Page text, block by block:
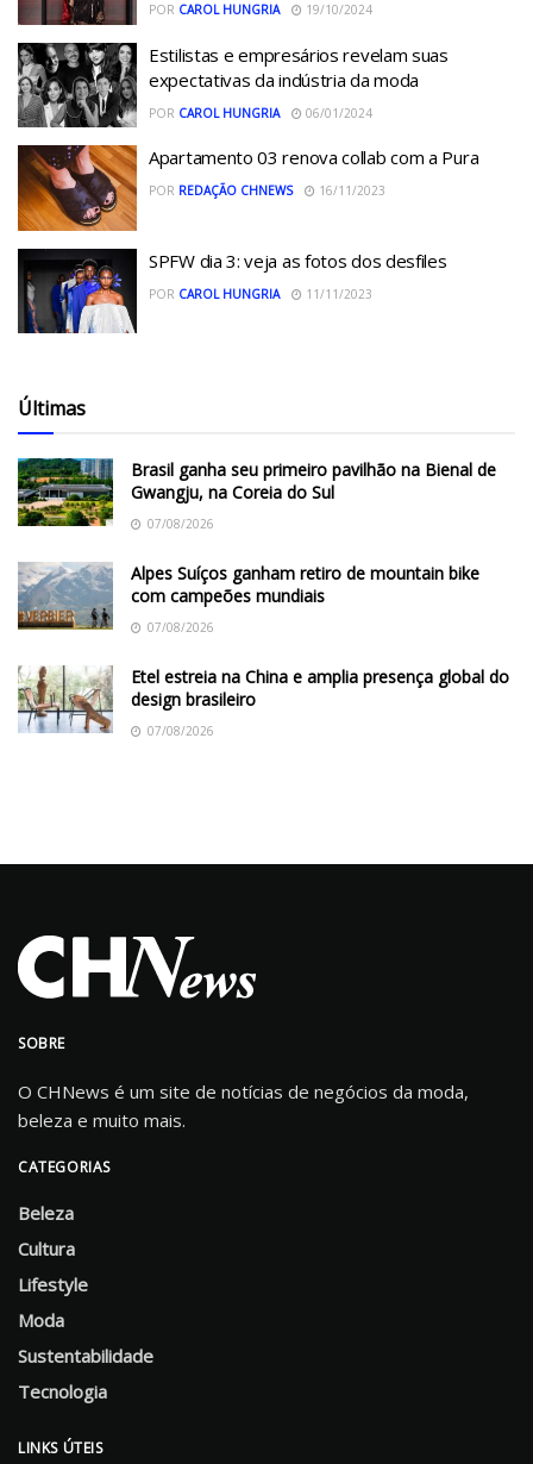
POR CAROL HUNGRIA 19/10/2024
Estilistas e empresários revelam suas
expectativas da indústria da moda
POR CAROL HUNGRIA 06/01/2024
Apartamento 03 renova collab com a Pura
POR REDAÇÃO CHNEWS 16/11/2023
SPFW dia 3: veja as fotos dos desfiles
POR CAROL HUNGRIA 11/11/2023
Últimas
Brasil ganha seu primeiro pavilhão na Bienal de
Gwangju, na Coreia do Sul
07/08/2026
Alpes Suíços ganham retiro de mountain bike
com campeões mundiais
07/08/2026
Etel estreia na China e amplia presença global do
design brasileiro
07/08/2026
SOBRE
O CHNews é um site de notícias de negócios da moda,
beleza e muito mais.
CATEGORIAS
Beleza
Cultura
Lifestyle
Moda
Sustentabilidade
Tecnologia
LINKS ÚTEIS